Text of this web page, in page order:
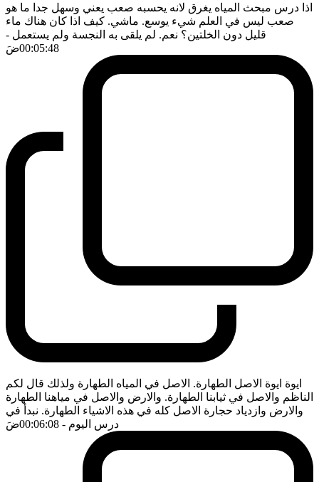
اذا درس مبحث المياه يغرق لانه يحسبه صعب يعني وسهل جدا ما هو
صعب ليس في العلم شيء يوسع. ماشي. كيف اذا كان هناك ماء
قليل دون الخلتين؟ نعم. لم يلقى به النجسة ولم يستعمل -
00:05:48ضَ
ايوة ايوة الاصل الطهارة. الاصل في المياه الطهارة ولذلك قال لكم
الناظم والاصل في ثيابنا الطهارة. والارض والاصل في مياهنا الطهارة
والارض وازدياد حجارة الاصل كله في هذه الاشياء الطهارة. نبدأ في
درس اليوم - 00:06:08 ضَ